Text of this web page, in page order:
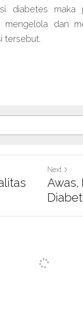
diabetes
dan
tersebut.
Next
Awas,